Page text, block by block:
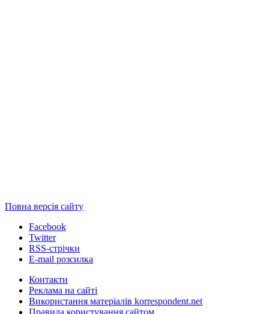
Повна версія сайту
Facebook
Twitter
RSS-стрічки
E-mail розсилка
Контакти
Реклама на сайті
Використання матеріалів korrespondent.net
Правила користування сайтом